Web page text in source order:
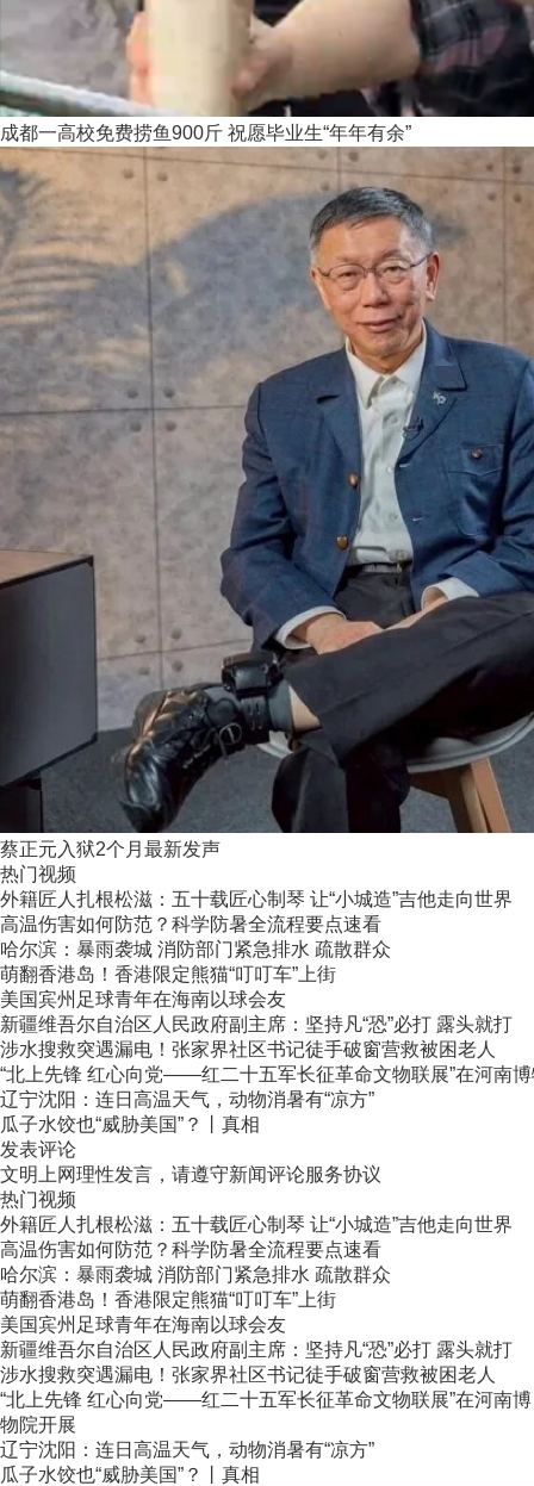
成都一高校免费捞鱼900斤 祝愿毕业生“年年有余”
蔡正元入狱2个月最新发声
热门视频
外籍匠人扎根松滋：五十载匠心制琴 让“小城造”吉他走向世界
高温伤害如何防范？科学防暑全流程要点速看
哈尔滨：暴雨袭城 消防部门紧急排水 疏散群众
萌翻香港岛！香港限定熊猫“叮叮车”上街
美国宾州足球青年在海南以球会友
新疆维吾尔自治区人民政府副主席：坚持凡“恐”必打 露头就打
涉水搜救突遇漏电！张家界社区书记徒手破窗营救被困老人
“北上先锋 红心向党——红二十五军长征革命文物联展”在河南
辽宁沈阳：连日高温天气，动物消暑有“凉方”
瓜子水饺也“威胁美国”？丨真相
发表评论
文明上网理性发言，请遵守新闻评论服务协议
热门视频
外籍匠人扎根松滋：五十载匠心制琴 让“小城造”吉他走向世界
高温伤害如何防范？科学防暑全流程要点速看
哈尔滨：暴雨袭城 消防部门紧急排水 疏散群众
萌翻香港岛！香港限定熊猫“叮叮车”上街
美国宾州足球青年在海南以球会友
新疆维吾尔自治区人民政府副主席：坚持凡“恐”必打 露头就打
涉水搜救突遇漏电！张家界社区书记徒手破窗营救被困老人
“北上先锋 红心向党——红二十五军长征革命文物联展”在河南博
物院开展
辽宁沈阳：连日高温天气，动物消暑有“凉方”
瓜子水饺也“威胁美国”？丨真相